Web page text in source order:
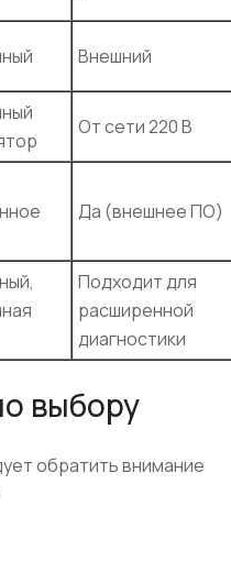
Внешний
От сети 220 В
Да (внешнее ПО)
Подходит для
расширенной
диагностики
выбору
обратить внимание